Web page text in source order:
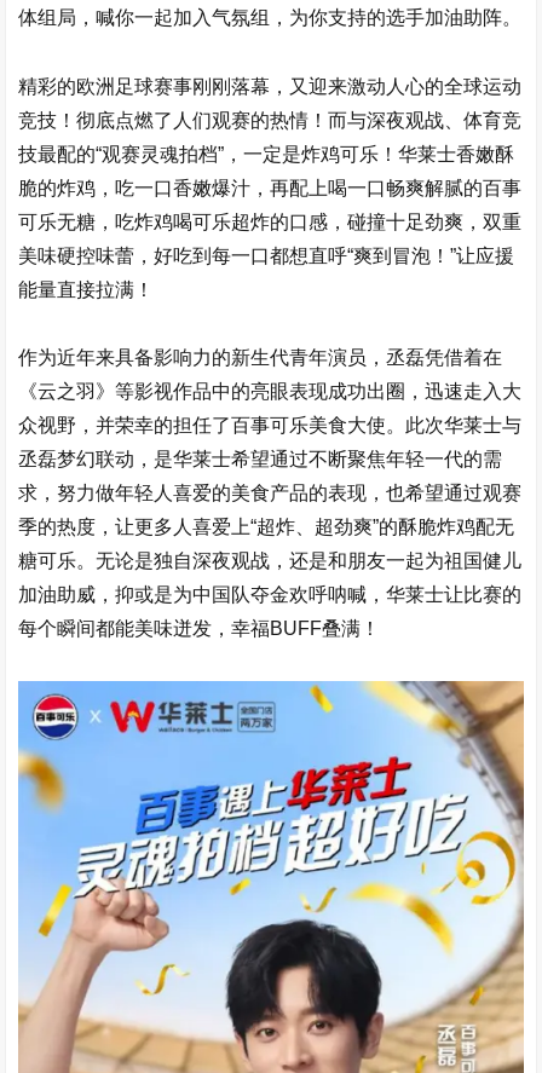
体组局，喊你一起加入气氛组，为你支持的选手加油助阵。
精彩的欧洲足球赛事刚刚落幕，又迎来激动人心的全球运动
竞技！彻底点燃了人们观赛的热情！而与深夜观战、体育竞
技最配的“观赛灵魂拍档”，一定是炸鸡可乐！华莱士香嫩酥
脆的炸鸡，吃一口香嫩爆汁，再配上喝一口畅爽解腻的百事
可乐无糖，吃炸鸡喝可乐超炸的口感，碰撞十足劲爽，双重
美味硬控味蕾，好吃到每一口都想直呼“爽到冒泡！”让应援
能量直接拉满！
作为近年来具备影响力的新生代青年演员，丞磊凭借着在
《云之羽》等影视作品中的亮眼表现成功出圈，迅速走入大
众视野，并荣幸的担任了百事可乐美食大使。此次华莱士与
丞磊梦幻联动，是华莱士希望通过不断聚焦年轻一代的需
求，努力做年轻人喜爱的美食产品的表现，也希望通过观赛
季的热度，让更多人喜爱上“超炸、超劲爽”的酥脆炸鸡配无
糖可乐。无论是独自深夜观战，还是和朋友一起为祖国健儿
加油助威，抑或是为中国队夺金欢呼呐喊，华莱士让比赛的
每个瞬间都能美味迸发，幸福BUFF叠满！